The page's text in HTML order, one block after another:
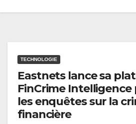
TECHNOLOGIE
Eastnets lance sa
FinCrime
les enquêtes sur la
financière